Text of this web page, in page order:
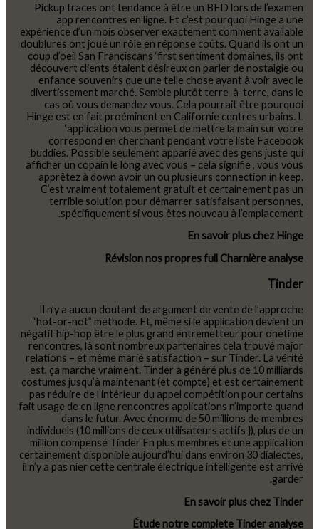
Pickup traces ont tendance à être un BFD lors de l’examen
app rencontres en ligne. Et c’est pourquoi Hinge a une
expérience d’un mois observer exactement comment available
doublures ont joué un rôle en réponse coûts. Quand ils ont un
coup d’oeil San Franciscans ‘first sentiment domaines, ils ont
découvert clients étaient désireux on parler de nostalgie ou
enfance souvenirs que une telle chose ayant à voir avec le
divertissement marché. Semble plutôt terre-à-terre, dans le
cas où vous demandez vous. Cela pourrait être pourquoi
Hinge est en fait proéminent en Californie centres urbains. L
‘application vous permet de mettre la main sur votre
correspond en cherchant pendant votre liste Facebook
buddies. Possible seulement apparié avec des gens juste qui
afficher un copain le long avec vous – cela signifie , vous vous
apprêtez à down avoir un ou plusieurs connection in keep.
C’est vraiment totalement gratuit et certainement pas un
terrible solution pour démarrer satisfaisant personnes,
spécifiquement si vous êtes nouveau à l’emplacement.
En savoir plus chez Hinge
Révision nos propres full Charnière analyse
Tinder
Il n’y a aucun doutant de argument de vente de l’approche
“hot-or-not” méthode. Et, même si le application devient un
négatif hip-hop être le plus grand entremetteur pour onetime
rencontres, là sont nombreux partenaires cela trouvé major
relations – et même marié satisfaction – sur Tinder. La vérité
est, ça marche vraiment. Tinder a généré plus de 10 milliards
costumes jusqu’à maintenant (et compte) et est certainement
pas réduire de l’intérieur du appel compétition pour certains
fait usage de en ligne rencontres applications n’importe quand
dans le futur. Avec énorme de 50 millions de membres
individuels (10 millions de ceux utilisateurs actifs }), plus de un
million compensé Tinder En plus membres et une application
certainement disponible aujourd’hui dans environ 30 dialectes,
il n’y a pas nier cette centrale électrique intelligente est arrivé
garder.
En savoir plus chez Tinder
Étude notre complete Tinder analyse